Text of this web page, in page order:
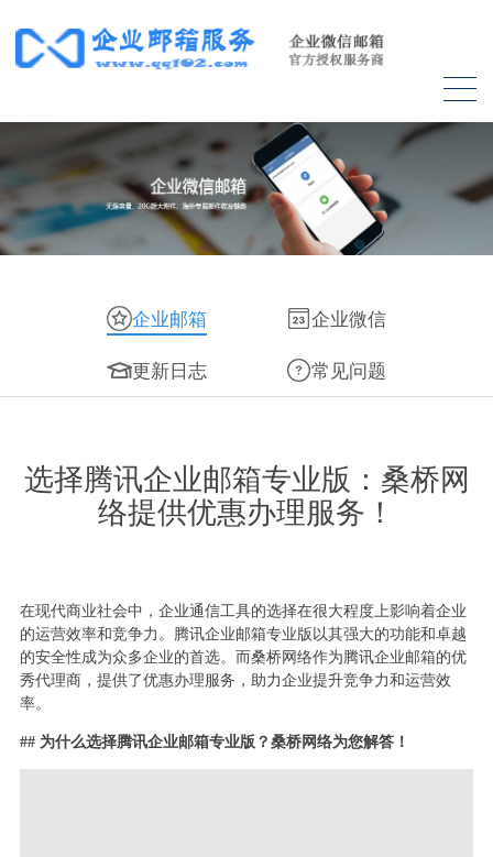
企业邮箱 企业微信
更新日志 常见问题
选择腾讯企业邮箱专业版：桑桥网
络提供优惠办理服务！
在现代商业社会中，企业通信工具的选择在很大程度上影响着企业
的运营效率和竞争力。腾讯企业邮箱专业版以其强大的功能和卓越
的安全性成为众多企业的首选。而桑桥网络作为腾讯企业邮箱的优
秀代理商，提供了优惠办理服务，助力企业提升竞争力和运营效
率。
## 为什么选择腾讯企业邮箱专业版？桑桥网络为您解答！